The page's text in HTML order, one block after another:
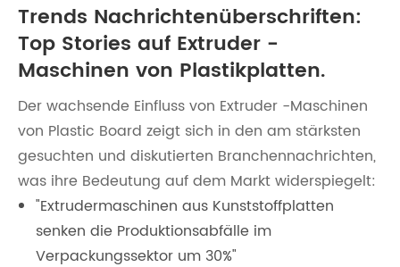
Trends Nachrichtenüberschriften:
Top Stories auf Extruder -
Maschinen von Plastikplatten.
Der wachsende Einfluss von Extruder -Maschinen
von Plastic Board zeigt sich in den am stärksten
gesuchten und diskutierten Branchennachrichten,
was ihre Bedeutung auf dem Markt widerspiegelt:
"Extrudermaschinen aus Kunststoffplatten
senken die Produktionsabfälle im
Verpackungssektor um 30%"